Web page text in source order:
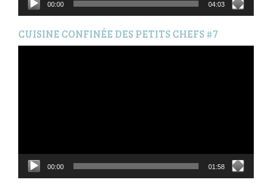
00:00 04:03
CUISINE CONFINÉE DES PETITS CHEFS #7
00:00 01:58